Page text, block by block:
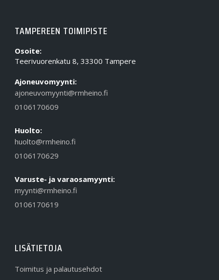
TAMPEREEN TOIMIPISTE
Osoite:
Teerivuorenkatu 8, 33300 Tampere
Ajoneuvomyynti:
ajoneuvomyynti@rmheino.fi
0106170609
Huolto:
huolto@rmheino.fi
0106170629
Varuste- ja varaosamyynti:
myynti@rmheino.fi
0106170619
LISÄTIETOJA
Toimitus ja palautusehdot